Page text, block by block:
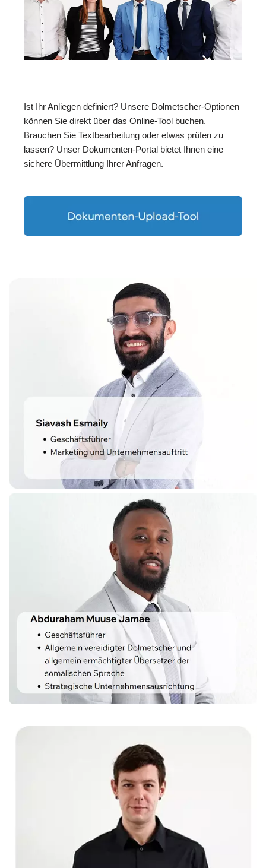
Ist Ihr Anliegen definiert? Unsere Dolmetscher-Optionen
können Sie direkt über das Online-Tool buchen.
Brauchen Sie Textbearbeitung oder etwas prüfen zu
lassen? Unser Dokumenten-Portal bietet Ihnen eine
sichere Übermittlung Ihrer Anfragen.